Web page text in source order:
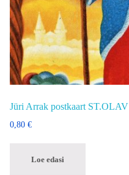
Jüri Arrak postkaart ST.OLAV
0,80 €
Loe edasi